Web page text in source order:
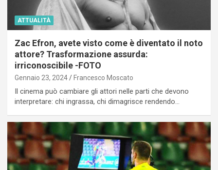
ATTUALITÀ
Zac Efron, avete visto come è diventato il noto
attore? Trasformazione assurda:
irriconoscibile -FOTO
Gennaio 23, 2024 Francesco Moscato
Il cinema può cambiare gli attori nelle parti che devono
interpretare: chi ingrassa, chi dimagrisce rendendo…